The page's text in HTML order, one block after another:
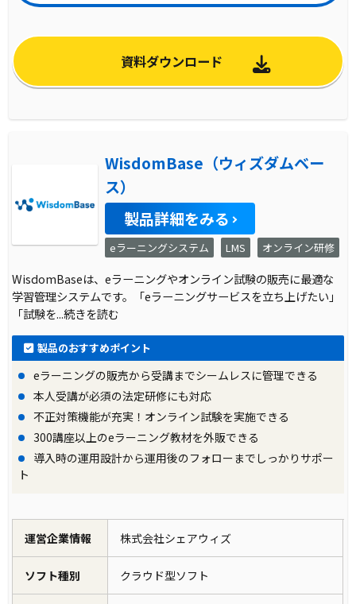
資料ダウンロード
WisdomBase（ウィズダムベー
ス）
製品詳細をみる
eラーニングシステム LMS オンライン研修
WisdomBaseは、eラーニングやオンライン試験の販売に最適な
学習管理システムです。「eラーニングサービスを立ち上げたい」
「試験を...続きを読む
製品のおすすめポイント
eラーニングの販売から受講までシームレスに管理できる
本人受講が必須の法定研修にも対応
不正対策機能が充実！オンライン試験を実施できる
300講座以上のeラーニング教材を外販できる
導入時の運用設計から運用後のフォローまでしっかりサポー
ト
運営企業情報 株式会社シェアウィズ
ソフト種別 クラウド型ソフト